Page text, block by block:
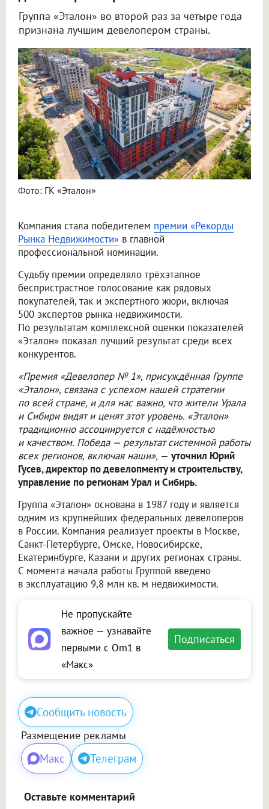
Группа «Эталон» во второй раз за четыре года
признана лучшим девелопером страны.
Фото: ГК «Эталон»
Компания стала победителем премии «Рекорды
Рынка Недвижимости» в главной
профессиональной номинации.
Судьбу премии определяло трёхэтапное
беспристрастное голосование как рядовых
покупателей, так и экспертного жюри, включая
500 экспертов рынка недвижимости.
По результатам комплексной оценки показателей
«Эталон» показал лучший результат среди всех
конкурентов.
«Премия «Девелопер № 1», присуждённая Группе
«Эталон», связана с успехом нашей стратегии
по всей стране, и для нас важно, что жители Урала
и Сибири видят и ценят этот уровень. «Эталон»
традиционно ассоциируется с надёжностью
и качеством. Победа — результат системной работы
всех регионов, включая наши», — уточнил Юрий
Гусев, директор по девелопменту и строительству,
управление по регионам Урал и Сибирь.
Группа «Эталон» основана в 1987 году и является
одним из крупнейших федеральных девелоперов
в России. Компания реализует проекты в Москве,
Санкт-Петербурге, Омске, Новосибирске,
Екатеринбурге, Казани и других регионах страны.
С момента начала работы Группой введено
в эксплуатацию 9,8 млн кв. м недвижимости.
Не пропускайте
важное — узнавайте
первыми с Om1 в
«Макс»
Подписаться
Сообщить новость
Размещение рекламы
Макс Телеграм
Оставьте комментарий